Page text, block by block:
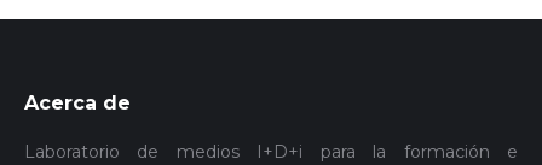
Acerca de
Laboratorio de medios I+D+i para la formación e